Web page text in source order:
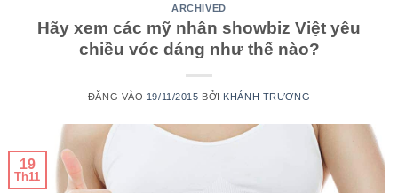
ARCHIVED
Hãy xem các mỹ nhân showbiz Việt yêu
chiều vóc dáng như thế nào?
ĐĂNG VÀO 19/11/2015 BỞI KHÁNH TRƯƠNG
19
Th11